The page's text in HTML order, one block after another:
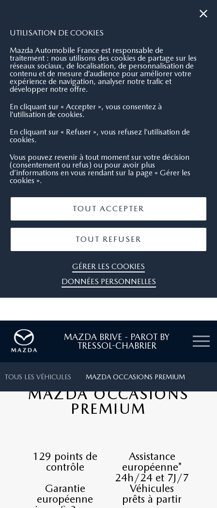
UTILISATION DE COOKIES
Mazda Automobile France est responsable de
traitement : nous utilisons des cookies de partage sur les
réseaux sociaux, de localisation, de personnalisation de
contenu et de mesure d’audience pour améliorer votre
expérience de navigation, analyser notre trafic et
développer notre offre.
En cliquant sur « Accepter », vous consentez à
l’utilisation de cookies.
En cliquant sur « Refuser », vous refusez l’utilisation de
cookies.
Vous pouvez revenir à tout moment sur votre décision
(consentement ou refus) ou pour avoir plus
d’informations en vous rendant sur la page « Gérer les
cookies ».
TOUT ACCEPTER
TOUT REFUSER
GÉRER LES COOKIES
DONNÉES PERSONNELLES
MAZDA BRIVE - PAROT BY
TRESSOL-CHABRIER
TOUS LES VÉHICULES MAZDA OCCASIONS PREMIUM
MAZDA OCCASIONS
PREMIUM
129 points de
contrôle
Assistance
européenne*
24h/24 et 7J/7
Garantie
européenne
Véhicules
prêts à partir